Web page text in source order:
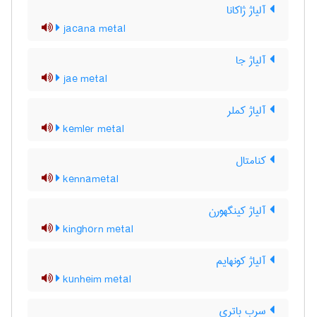
آلیاژ ژاکانا
jacana metal
آلیاژ جا
jae metal
آلیاژ کملر
kemler metal
کنامتال
kennametal
آلیاژ کینگهورن
kinghorn metal
آلیاژ کونهایم
kunheim metal
سرب باتری